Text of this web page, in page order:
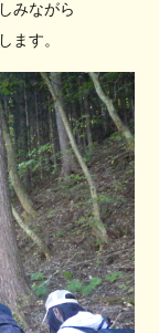
みながら
ます。